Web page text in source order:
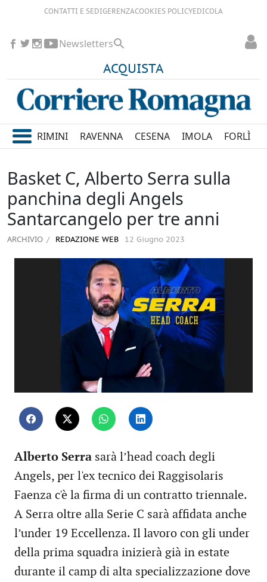
CONTATTI E SEDIGERENZACOOKIES POLICYEDICOLA
ACQUISTA
Newsletters
RIMINI RAVENNA CESENA IMOLA FORLÌ
Basket C, Alberto Serra sulla
panchina degli Angels
Santarcangelo per tre anni
ARCHIVIO REDAZIONE WEB 12 Giugno 2023
Alberto Serra sarà l’head coach degli
Angels, per l'ex tecnico dei Raggisolaris
Faenza c'è la firma di un contratto triennale.
A Serra oltre alla Serie C sarà affidata anche
l’under 19 Eccellenza. Il lavoro con gli under
della prima squadra inizierà già in estate
durante il camp di alta specializzazione dove